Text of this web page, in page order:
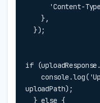
    },
  });
if
    console.log('Upload thành công:',
uploadPath);